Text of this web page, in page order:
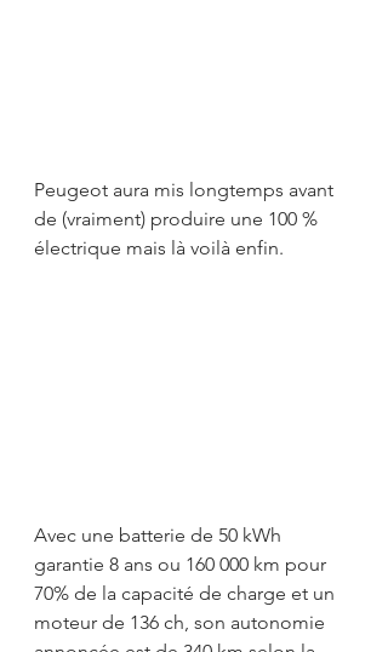
Peugeot aura mis longtemps avant
de (vraiment) produire une 100 %
électrique mais là voilà enfin.
Avec une batterie de 50 kWh
garantie 8 ans ou 160 000 km pour
70% de la capacité de charge et un
moteur de 136 ch, son autonomie